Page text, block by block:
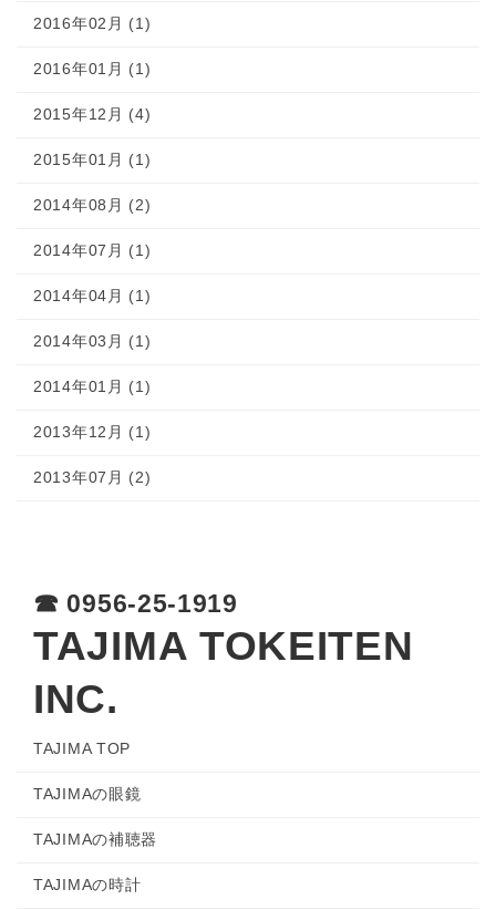
2016年02月 (1)
2016年01月 (1)
2015年12月 (4)
2015年01月 (1)
2014年08月 (2)
2014年07月 (1)
2014年04月 (1)
2014年03月 (1)
2014年01月 (1)
2013年12月 (1)
2013年07月 (2)
☎︎ 0956-25-1919
TAJIMA TOKEITEN
INC.
TAJIMA TOP
TAJIMAの眼鏡
TAJIMAの補聴器
TAJIMAの時計